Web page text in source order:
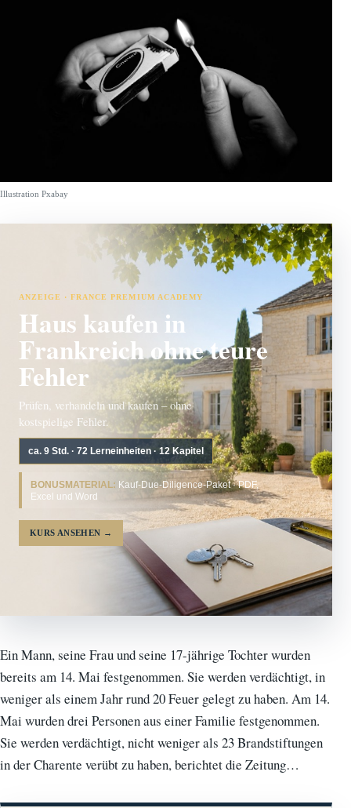
Illustration Pxabay
ANZEIGE · FRANCE PREMIUM ACADEMY
Haus kaufen in
Frankreich ohne teure
Fehler
Prüfen, verhandeln und kaufen – ohne
kostspielige Fehler.
ca. 9 Std. · 72 Lerneinheiten · 12 Kapitel
BONUSMATERIAL: Kauf-Due-Diligence-Paket · PDF,
Excel und Word
KURS ANSEHEN →
Ein Mann, seine Frau und seine 17-jährige Tochter wurden
bereits am 14. Mai festgenommen. Sie werden verdächtigt, in
weniger als einem Jahr rund 20 Feuer gelegt zu haben. Am 14.
Mai wurden drei Personen aus einer Familie festgenommen.
Sie werden verdächtigt, nicht weniger als 23 Brandstiftungen
in der Charente verübt zu haben, berichtet die Zeitung…